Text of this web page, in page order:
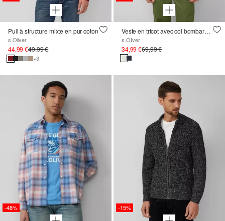
Pull à structure mixte en pur coton
s.Oliver
44,99 €49,99 €
+3
Veste en tricot avec col bombardier et fermeture éclair à double sens
s.Oliver
34,99 €69,99 €
-48% -15%